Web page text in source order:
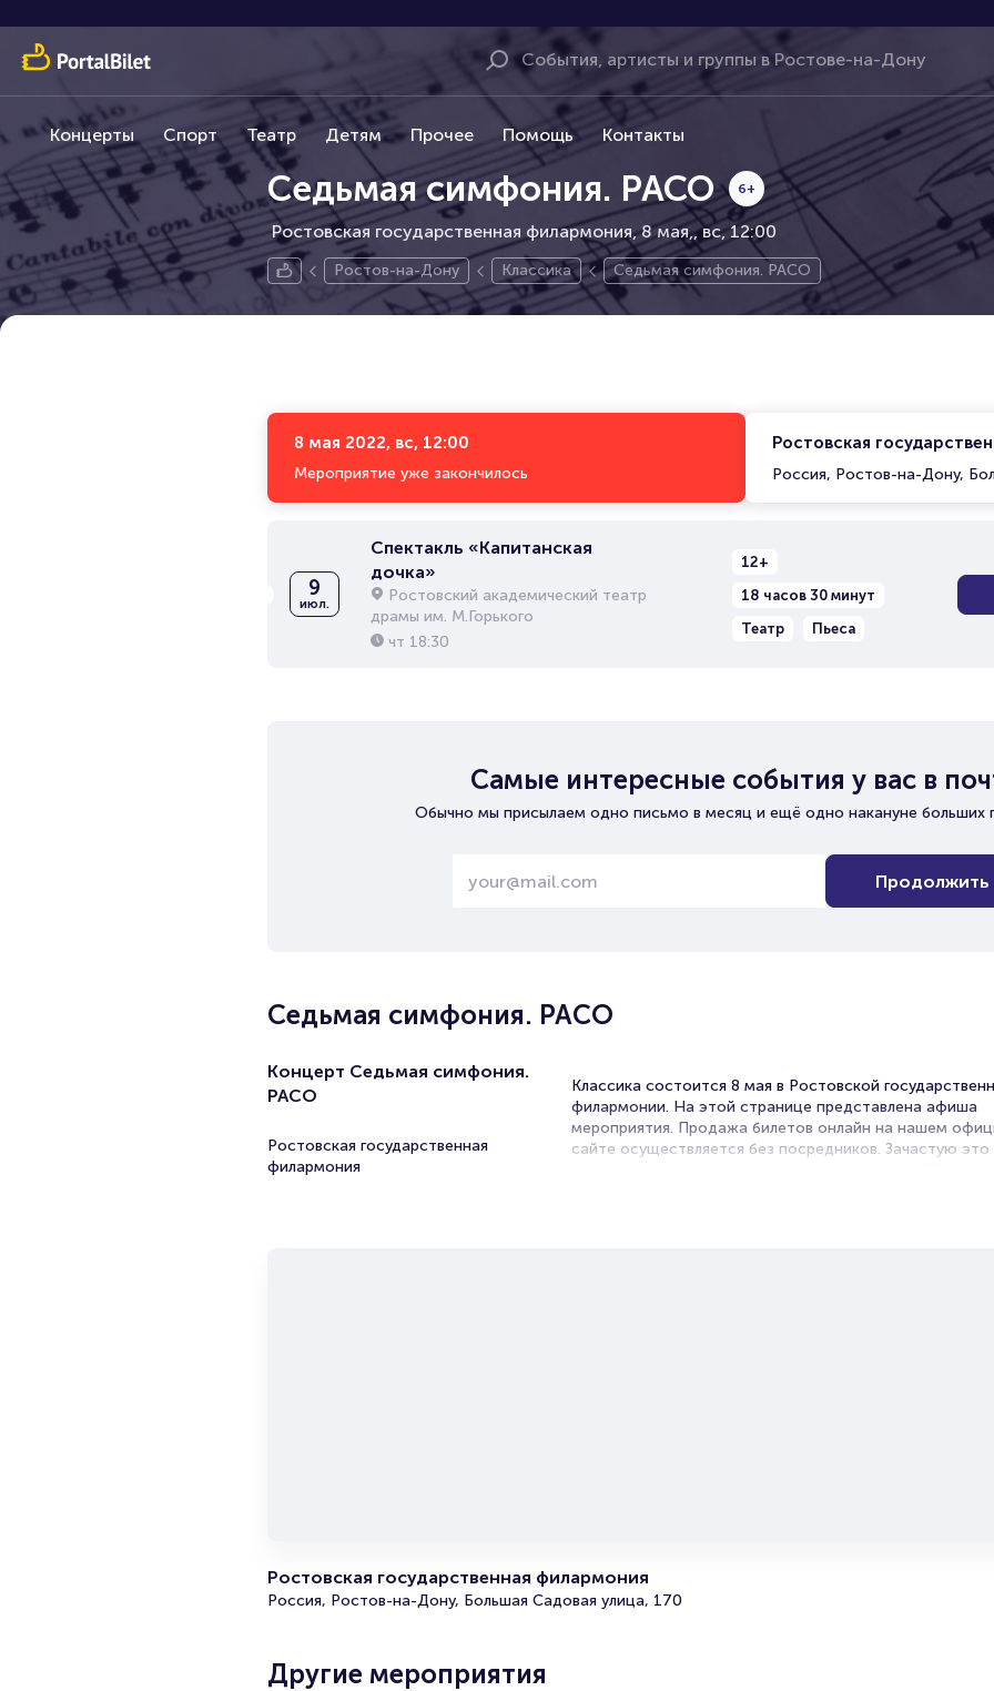
Концерты Спорт Театр Детям Прочее Помощь Контакты
Седьмая симфония. РАСО
Ростовская государственная филармония, 8 мая,
6+
вс, 12:00
Ростов-на-Дону Классика Седьмая симфония. РАСО
8 мая 2022, вс, 12:00
Мероприятие уже закончилось
Ростовская
Россия, Ростов-на-Дону,
9
июл.
Спектакль «Капитанская
дочка»
Ростовский академический театр
драмы им. М.Горького
чт 18:30
12+
18 часов 30 минут
Театр
Пьеса
Самые интересные события у вас в
Обычно мы присылаем одно письмо в месяц и ещё одно накануне больших
Продолжить
Седьмая симфония. РАСО
Концерт Седьмая симфония.
РАСО
Ростовская государственная
филармония
Классика состоится 8 мая в Ростовской
филармонии. На этой странице представлена афиша
мероприятия. Продажа билетов онлайн на нашем
сайте осуществляется без посредников. Зачастую это
билетов на мероприятия разного формата. Среднее
покупку билета здесь начиная с выбора места завершая
оформлением его в зрительном зале на ваше имя
Ростовская государственная филармония
Россия, Ростов-на-Дону, Большая Садовая улица, 170
Другие мероприятия